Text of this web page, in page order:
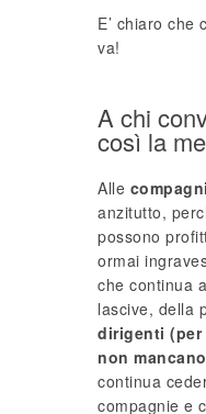
E’ chiaro che
va!
A chi
così la
Alle
anzitutto,
possono
ormai
che continua
lascive, della
dirigenti
non
continua
compagnie e